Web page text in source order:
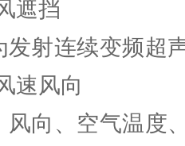
遮挡
连续变频超
速风向
、空气温度